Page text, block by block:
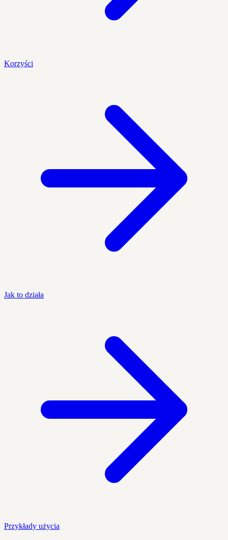
Korzyści
Jak to działa
Przykłady użycia